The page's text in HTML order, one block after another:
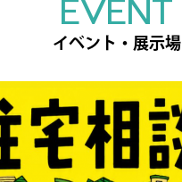
EVENT
イベント・展示場